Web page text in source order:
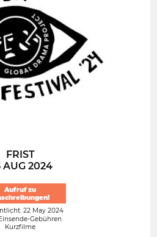
FRIST
AUG 2024
Aufruf zu
22 May 2024
Gebühren
Kurzfilme